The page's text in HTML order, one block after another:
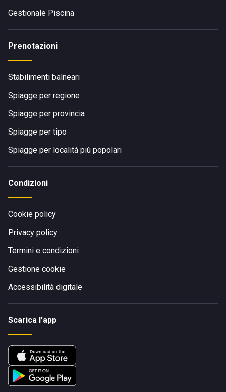
Gestionale Piscina
Prenotazioni
Stabilimenti balneari
Spiagge per regione
Spiagge per provincia
Spiagge per tipo
Spiagge per località più popolari
Condizioni
Cookie policy
Privacy policy
Termini e condizioni
Gestione cookie
Accessibilità digitale
Scarica l'app